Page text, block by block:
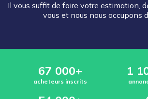
Il vous suffit de faire votre estimation,
vous et nous nous occupons
67 000+
acheteurs inscrits
1